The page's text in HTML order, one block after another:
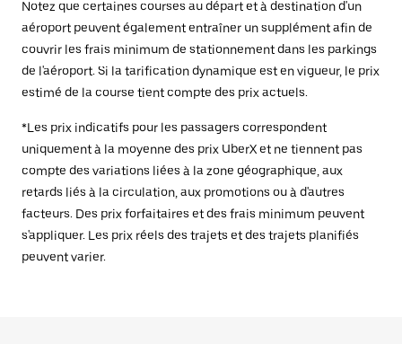
Notez que certaines courses au départ et à destination d'un
aéroport peuvent également entraîner un supplément afin de
couvrir les frais minimum de stationnement dans les parkings
de l'aéroport. Si la tarification dynamique est en vigueur, le prix
estimé de la course tient compte des prix actuels.
*Les prix indicatifs pour les passagers correspondent
uniquement à la moyenne des prix UberX et ne tiennent pas
compte des variations liées à la zone géographique, aux
retards liés à la circulation, aux promotions ou à d'autres
facteurs. Des prix forfaitaires et des frais minimum peuvent
s'appliquer. Les prix réels des trajets et des trajets planifiés
peuvent varier.